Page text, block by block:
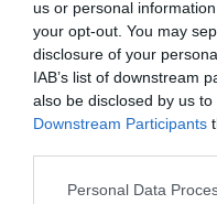
us or personal
your opt-out. You may
disclosure of your
IAB’s list of downstream
also be disclosed by us
Downstream Participants
Please note that this
Personal Data